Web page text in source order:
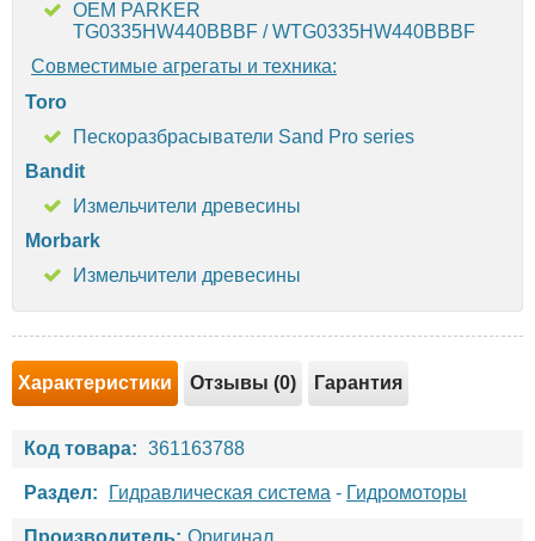
OEM PARKER
TG0335HW440BBBF / WTG0335HW440BBBF
Совместимые агрегаты и техника:
Toro
Пескоразбрасыватели Sand Pro series
Bandit
Измельчители древесины
Morbark
Измельчители древесины
Характеристики Отзывы (0) Гарантия
Код товара: 361163788
Раздел: Гидравлическая система - Гидромоторы
Производитель: Оригинал